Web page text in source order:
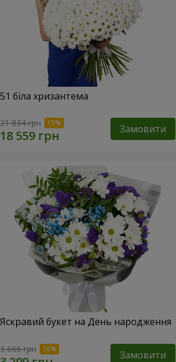
51 біла хризантема
21 834 грн Замовити
Яскравий букет на День народження
3 666 грн Замовити